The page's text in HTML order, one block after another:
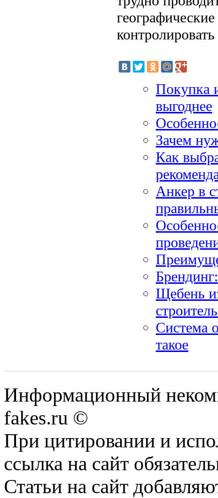
Покупка
выгоднее
Зачем
Как
Анкер в
Щебень
Система
такое
Информационный
fakes.ru ©
При цитировании и
ссылка на сайт
Статьи на сайт